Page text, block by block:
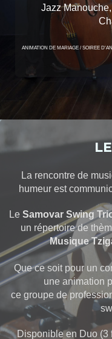
Jazz
ANIMATION DE MARIAGE / SOIREE
La rencontre de
humeur est
Le Samovar Swing
un répertoire de
Musique
Que ce soit pour un
une animation
ce groupe de
Disponible en Duo (3